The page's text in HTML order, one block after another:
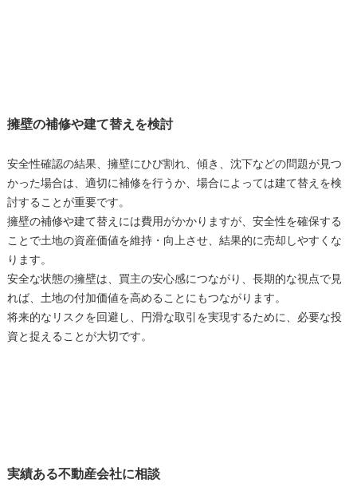
擁壁の補修や建て替えを検討
安全性確認の結果、擁壁にひび割れ、傾き、沈下などの問題が見つ
かった場合は、適切に補修を行うか、場合によっては建て替えを検
討することが重要です。
擁壁の補修や建て替えには費用がかかりますが、安全性を確保する
ことで土地の資産価値を維持・向上させ、結果的に売却しやすくな
ります。
安全な状態の擁壁は、買主の安心感につながり、長期的な視点で見
れば、土地の付加価値を高めることにもつながります。
将来的なリスクを回避し、円滑な取引を実現するために、必要な投
資と捉えることが大切です。
実績ある不動産会社に相談